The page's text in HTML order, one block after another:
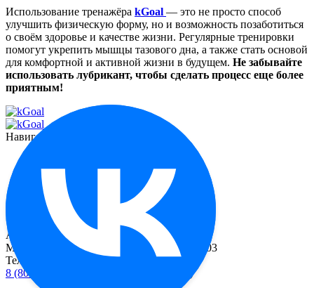
Использование тренажёра kGoal — это не просто способ
улучшить физическую форму, но и возможность позаботиться
о своём здоровье и качестве жизни. Регулярные тренировки
помогут укрепить мышцы тазового дна, а также стать основой
для комфортной и активной жизни в будущем. Не забывайте
использовать лубрикант, чтобы сделать процесс еще более
приятным!
Навигация
О миостимуляторе
Отзывы
Контакты
Реквизиты
Адрес
Москва, 2-й Рощинский пр-д, д. 8, офис 603
Телефоны
8 (800) 333 24-77